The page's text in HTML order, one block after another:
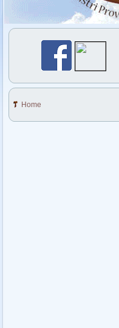
Home